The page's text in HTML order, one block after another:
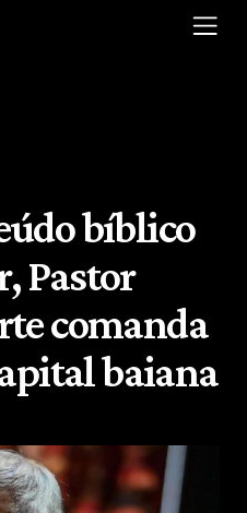
bíblico
Pastor
comanda
baiana